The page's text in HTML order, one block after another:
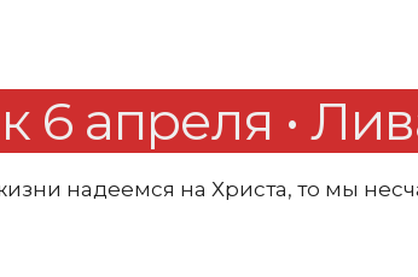
6 апреля •
надеемся на Христа, то мы